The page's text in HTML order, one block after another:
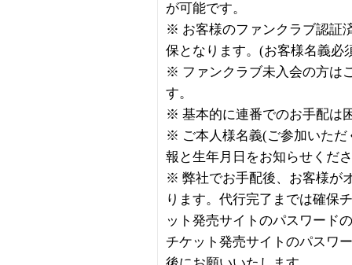
が可能です。
※ お客様のファンクラブ認証
保となります。(お客様名義必
※ ファンクラブ未入会の方は
す。
※ 基本的に連番でのお手配は
※ ご本人様名義(ご参加いただ
報と生年月日をお知らせくだ
※ 弊社でお手配後、お客様が
ります。代行完了までは確保
ット発売サイトのパスワード
チケット発売サイトのパスワ